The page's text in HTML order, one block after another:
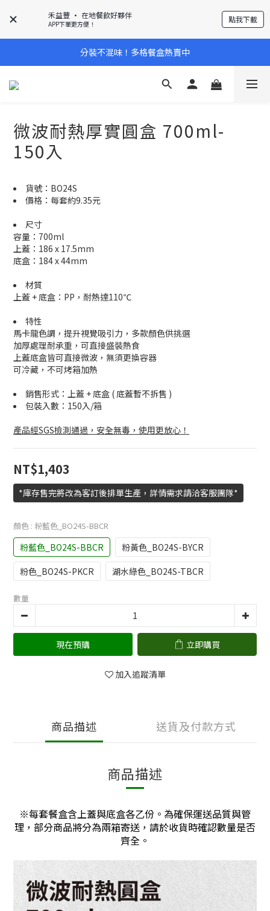
禾益豐 • 在地餐飲好夥伴
APP下單更方便！ 點我下載
分裝不混味！多格餐盒熱賣中
微波耐熱厚實圓盒 700ml-
150入
貨號：BO24S
價格：每套約9.35元
尺寸
容量：700ml
上蓋：186 x 17.5mm
底盒：184 x 44mm
材質
上蓋 + 底盒：PP，耐熱達110℃
特性
馬卡龍色調，提升視覺吸引力，多款顏色供挑選
加厚處理耐承重，可直接盛裝熱食
上蓋底盒皆可直接微波，無須更換容器
可冷藏，不可烤箱加熱
銷售形式：上蓋 + 底盒 ( 底蓋暫不拆售 )
包裝入數：150入/箱
產品經SGS檢測通過，安全無毒，使用更放心！
NT$1,403
*庫存售完將改為客訂後排單生產，詳情需求請洽客服團隊*
顏色 : 粉藍色_BO24S-BBCR
粉藍色_BO24S-BBCR
粉黃色_BO24S-BYCR
粉色_BO24S-PKCR
湖水綠色_BO24S-TBCR
數量
現在預購 立即購買
加入追蹤清單
商品描述 送貨及付款方式
商品描述
※每套餐盒含上蓋與底盒各乙份。為確保運送品質與管
理，部分商品將分為兩箱寄送，請於收貨時確認數量是否
齊全。